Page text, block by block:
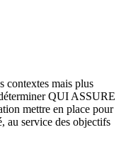
contextes mais plus
QUI ASSURE
mettre en place pour
au service des objectifs